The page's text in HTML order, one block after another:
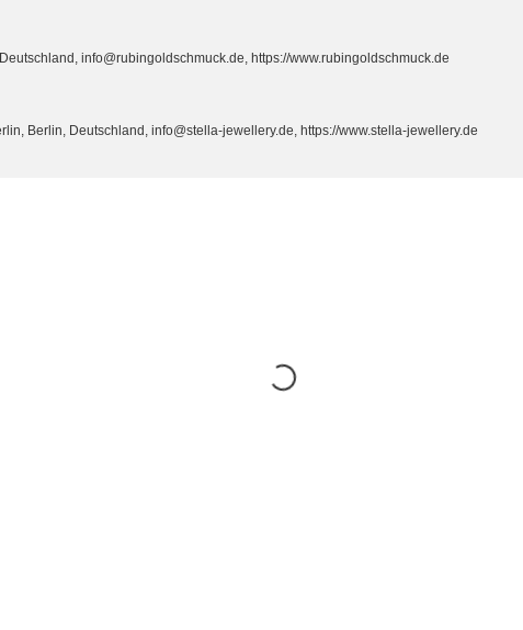
info@rubingoldschmuck.de, https://www.rubingoldschmuck.de
Berlin, Deutschland, info@stella-jewellery.de, https://www.stella-jewellery.de